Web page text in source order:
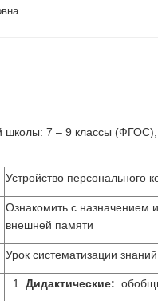
школы: 7 – 9 классы
Устройство персонального
Ознакомить с назначением
внешней памяти
Урок систематизации
Дидактические: